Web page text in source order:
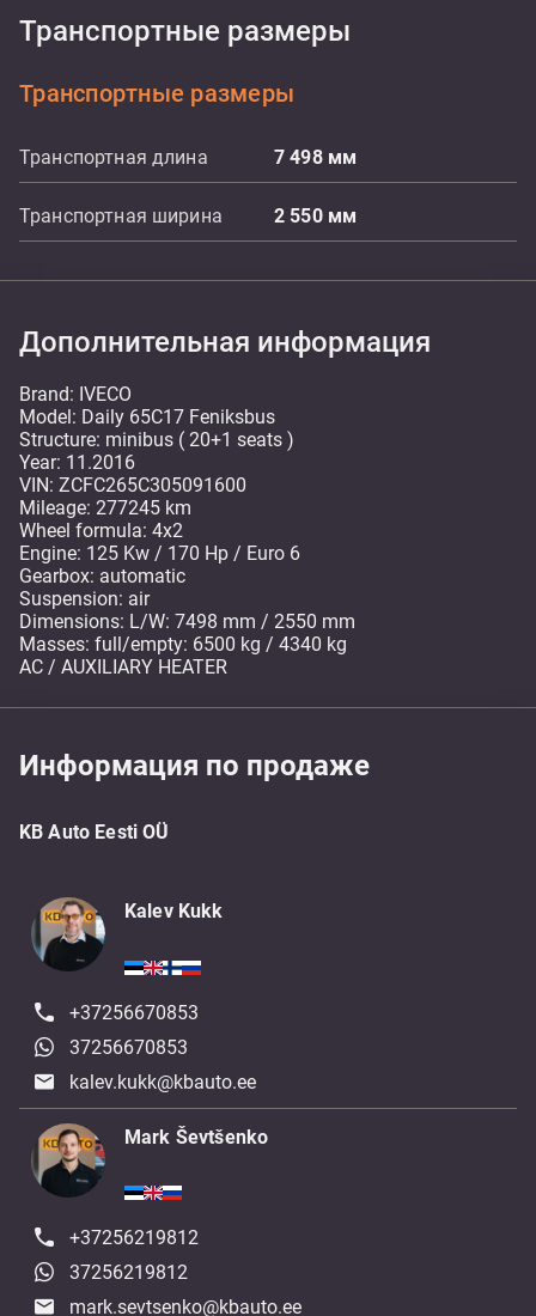
Транспортные размеры
Транспортные размеры
Транспортная длина 7 498 мм
Транспортная ширина 2 550 мм
Дополнительная информация
Brand: IVECO
Model: Daily 65C17 Feniksbus
Structure: minibus ( 20+1 seats )
Year: 11.2016
VIN: ZCFC265C305091600
Mileage: 277245 km
Wheel formula: 4x2
Engine: 125 Kw / 170 Hp / Euro 6
Gearbox: automatic
Suspension: air
Dimensions: L/W: 7498 mm / 2550 mm
Masses: full/empty: 6500 kg / 4340 kg
AC / AUXILIARY HEATER
Информация по продаже
KB Auto Eesti OÜ
Kalev Kukk
+37256670853
37256670853
kalev.kukk@kbauto.ee
Mark Ševtšenko
+37256219812
37256219812
mark.sevtsenko@kbauto.ee